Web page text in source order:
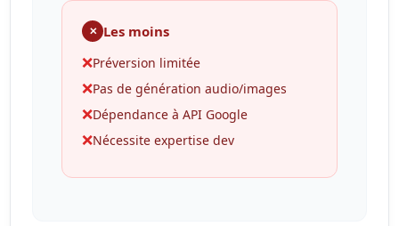
✕ Les moins
❌Préversion limitée
❌Pas de génération audio/images
❌Dépendance à API Google
❌Nécessite expertise dev